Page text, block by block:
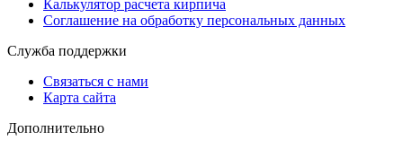
Калькулятор расчета кирпича
Соглашение на обработку персональных данных
Служба поддержки
Связаться с нами
Карта сайта
Дополнительно